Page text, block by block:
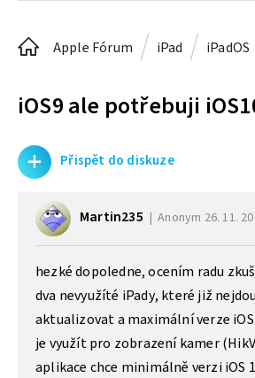
Apple Fórum iPad iPadOS
iOS9 ale potřebuji
+ Přispět do diskuze
Martin235 Anonym 26. 11.
hezké dopoledne, ocením radu
dva nevyužíté iPady, které již
aktualizovat a maximální verze
je využít pro zobrazení kamer
aplikace chce minimálně verzi iOS